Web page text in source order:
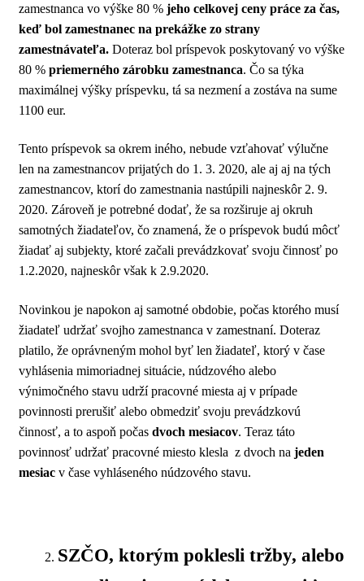
zamestnanca vo výške 80 % jeho celkovej ceny práce za čas,
keď bol zamestnanec na prekážke zo strany
zamestnávateľa. Doteraz bol príspevok poskytovaný vo výške
80 % priemerného zárobku zamestnanca. Čo sa týka
maximálnej výšky príspevku, tá sa nezmení a zostáva na sume
1100 eur.
Tento príspevok sa okrem iného, nebude vzťahovať výlučne
len na zamestnancov prijatých do 1. 3. 2020, ale aj aj na tých
zamestnancov, ktorí do zamestnania nastúpili najneskôr 2. 9.
2020. Zároveň je potrebné dodať, že sa rozširuje aj okruh
samotných žiadateľov, čo znamená, že o príspevok budú môcť
žiadať aj subjekty, ktoré začali prevádzkovať svoju činnosť po
1.2.2020, najneskôr však k 2.9.2020.
Novinkou je napokon aj samotné obdobie, počas ktorého musí
žiadateľ udržať svojho zamestnanca v zamestnaní. Doteraz
platilo, že oprávneným mohol byť len žiadateľ, ktorý v čase
vyhlásenia mimoriadnej situácie, núdzového alebo
výnimočného stavu udrží pracovné miesta aj v prípade
povinnosti prerušiť alebo obmedziť svoju prevádzkovú
činnosť, a to aspoň počas dvoch mesiacov. Teraz táto
povinnosť udržať pracovné miesto klesla z dvoch na jeden
mesiacv čase vyhláseného núdzového stavu.
SZČO, ktorým poklesli tržby, alebo